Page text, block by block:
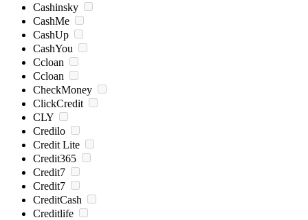
Cashinsky
CashMe
CashUp
CashYou
Ccloan
Ccloan
CheckMoney
ClickCredit
CLY
Credilo
Credit Lite
Credit365
Credit7
Credit7
CreditCash
Creditlife